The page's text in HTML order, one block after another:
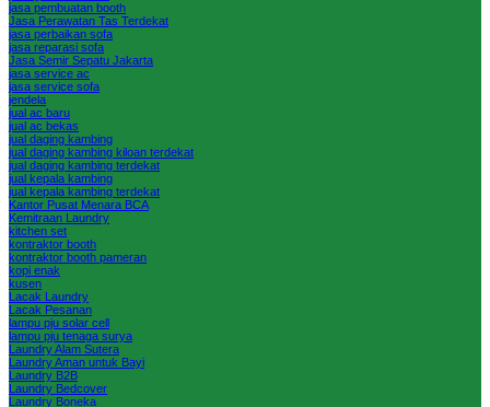
jasa pembuatan booth
Jasa Perawatan Tas Terdekat
jasa perbaikan sofa
jasa reparasi sofa
Jasa Semir Sepatu Jakarta
jasa service ac
jasa service sofa
jendela
jual ac baru
jual ac bekas
jual daging kambing
jual daging kambing kiloan terdekat
jual daging kambing terdekat
jual kepala kambing
jual kepala kambing terdekat
Kantor Pusat Menara BCA
Kemitraan Laundry
kitchen set
kontraktor booth
kontraktor booth pameran
kopi enak
kusen
Lacak Laundry
Lacak Pesanan
lampu pju solar cell
lampu pju tenaga surya
Laundry Alam Sutera
Laundry Aman untuk Bayi
Laundry B2B
Laundry Bedcover
Laundry Boneka